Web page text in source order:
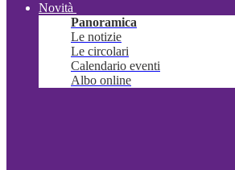
Novità
Panoramica
Le notizie
Le circolari
Calendario eventi
Albo online